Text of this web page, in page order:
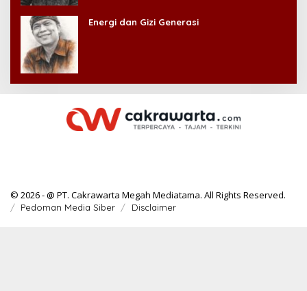
Energi dan Gizi Generasi
© 2026 - @ PT. Cakrawarta Megah Mediatama. All Rights Reserved.
Pedoman Media Siber Disclaimer